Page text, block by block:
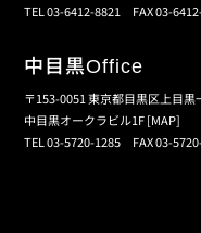
TEL 03-6412-8821 FAX 03-
中目黒Office
〒153-0051 東京都目黒区上目黒
中目黒オークラビル1F[MAP]
TEL 03-5720-1285 FAX 03-